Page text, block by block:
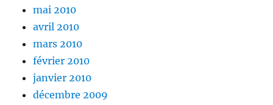
mai 2010
avril 2010
mars 2010
février 2010
janvier 2010
décembre 2009